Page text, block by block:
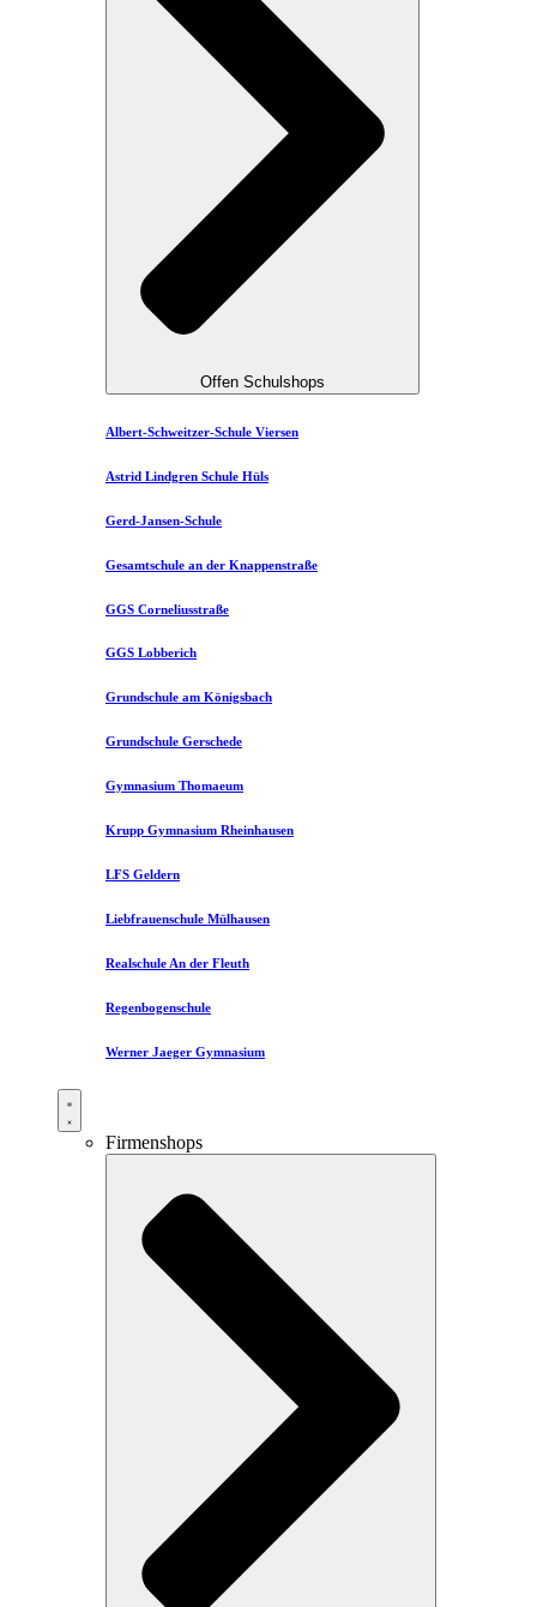
Offen Schulshops
Albert-Schweitzer-Schule Viersen
Astrid Lindgren Schule Hüls
Gerd-Jansen-Schule
Gesamtschule an der Knappenstraße
GGS Corneliusstraße
GGS Lobberich
Grundschule am Königsbach
Grundschule Gerschede
Gymnasium Thomaeum
Krupp Gymnasium Rheinhausen
LFS Geldern
Liebfrauenschule Mülhausen​
Realschule An der Fleuth
Regenbogenschule
Werner Jaeger Gymnasium
Firmenshops